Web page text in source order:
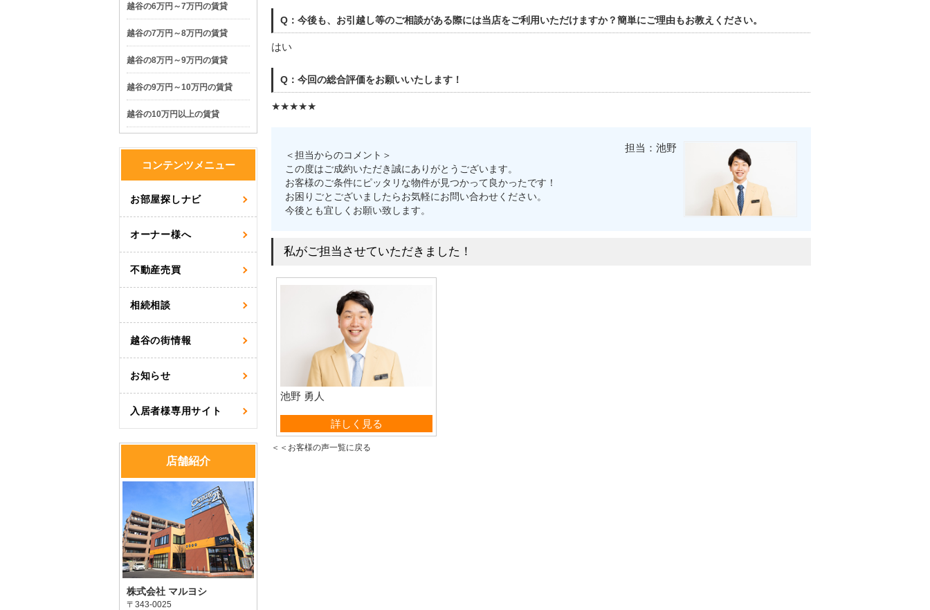
Q：今後も、お引越し等のご相談がある際には当店をご利用いただけますか？簡単にご理由もお教えください。
はい
Q：今回の総合評価をお願いいたします！
★★★★★
＜担当からのコメント＞
この度はご成約いただき誠にありがとうございます。
お客様のご条件にピッタリな物件が見つかって良かったです！
お困りごとございましたらお気軽にお問い合わせください。
今後とも宜しくお願い致します。
担当：池野
私がご担当させていただきました！
池野 勇人
資産管理部詳しく見る
＜＜お客様の声一覧に戻る
越谷の6万円～7万円の賃貸
越谷の7万円～8万円の賃貸
越谷の8万円～9万円の賃貸
越谷の9万円～10万円の賃貸
越谷の10万円以上の賃貸
コンテンツメニュー
お部屋探しナビ
オーナー様へ
不動産売買
相続相談
越谷の街情報
お知らせ
入居者様専用サイト
店舗紹介
株式会社 マルヨシ
〒343-0025